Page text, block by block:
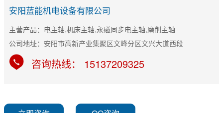
安阳蓝能机电设备有限公司
主营产品：电主轴,机床主轴,永磁同步电主轴,磨削主轴
公司地址：安阳市高新产业集聚区文峰分区文兴大道西段
咨询热线： 15137209325